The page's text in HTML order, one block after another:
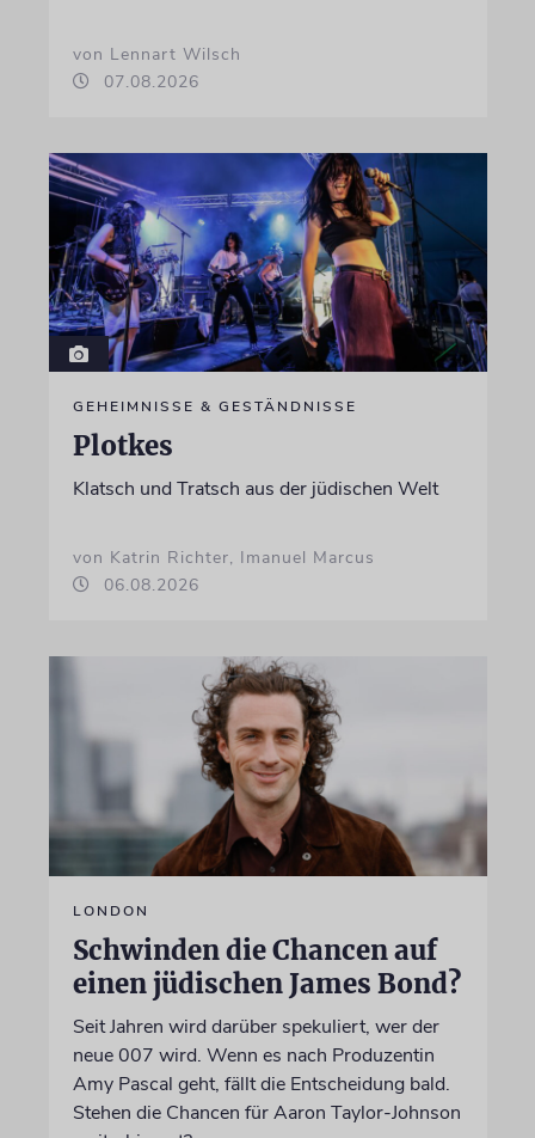
von Lennart Wilsch
07.08.2026
GEHEIMNISSE & GESTÄNDNISSE
Plotkes
Klatsch und Tratsch aus der jüdischen Welt
von Katrin Richter, Imanuel Marcus
06.08.2026
LONDON
Schwinden die Chancen auf
einen jüdischen James Bond?
Seit Jahren wird darüber spekuliert, wer der
neue 007 wird. Wenn es nach Produzentin
Amy Pascal geht, fällt die Entscheidung bald.
Stehen die Chancen für Aaron Taylor-Johnson